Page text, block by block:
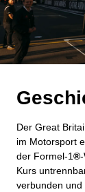
Der Great
im Motorsport
der Formel‑1®
Kurs
verbunden und